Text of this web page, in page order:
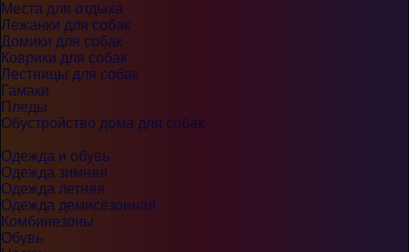
Места для отдыха
Лежанки для собак
Домики для собак
Коврики для собак
Лестницы для собак
Гамаки
Пледы
Обустройство дома для собак
Одежда и обувь
Одежда зимняя
Одежда летняя
Одежда демисезонная
Комбинезоны
Обувь